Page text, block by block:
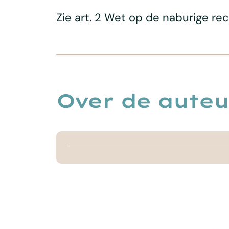
Zie art. 2 Wet op de naburige
Over de